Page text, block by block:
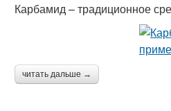
Карбамид – традиционное
читать дальше →